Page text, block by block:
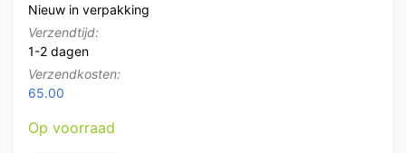
Nieuw in verpakking
Verzendtijd:
1-2 dagen
Verzendkosten:
65.00
Op voorraad